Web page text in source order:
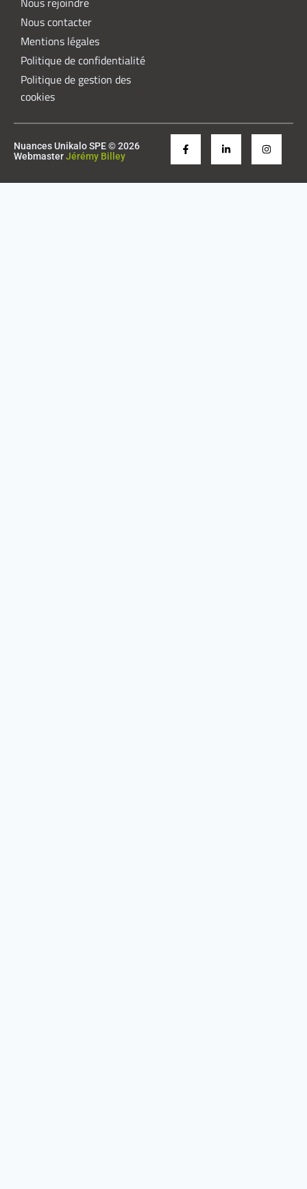
Nous contacter
Mentions légales
Politique de confidentialité
Politique de gestion des
cookies
Nuances Unikalo SPE © 2026
WebmasterJérémy Billey